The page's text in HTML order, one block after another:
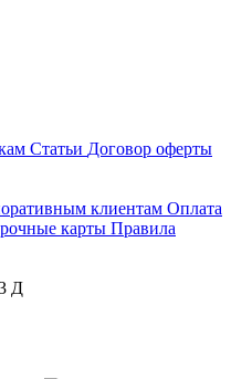
Статьи Договор оферты
клиентам Оплата
карты Правила
Д